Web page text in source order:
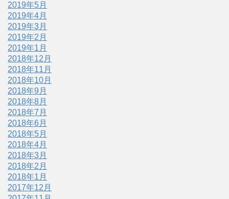
2019年5月
2019年4月
2019年3月
2019年2月
2019年1月
2018年12月
2018年11月
2018年10月
2018年9月
2018年8月
2018年7月
2018年6月
2018年5月
2018年4月
2018年3月
2018年2月
2018年1月
2017年12月